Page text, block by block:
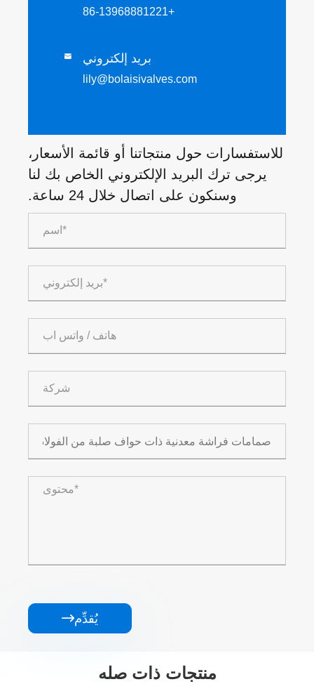
+86-13968881221
 بريد إلكتروني
lily@bolaisivalves.com
للاستفسارات حول منتجاتنا أو قائمة الأسعار،
يرجى ترك البريد الإلكتروني الخاص بك لنا
وسنكون على اتصال خلال 24 ساعة.
يُقدِّم
منتجات ذات صله